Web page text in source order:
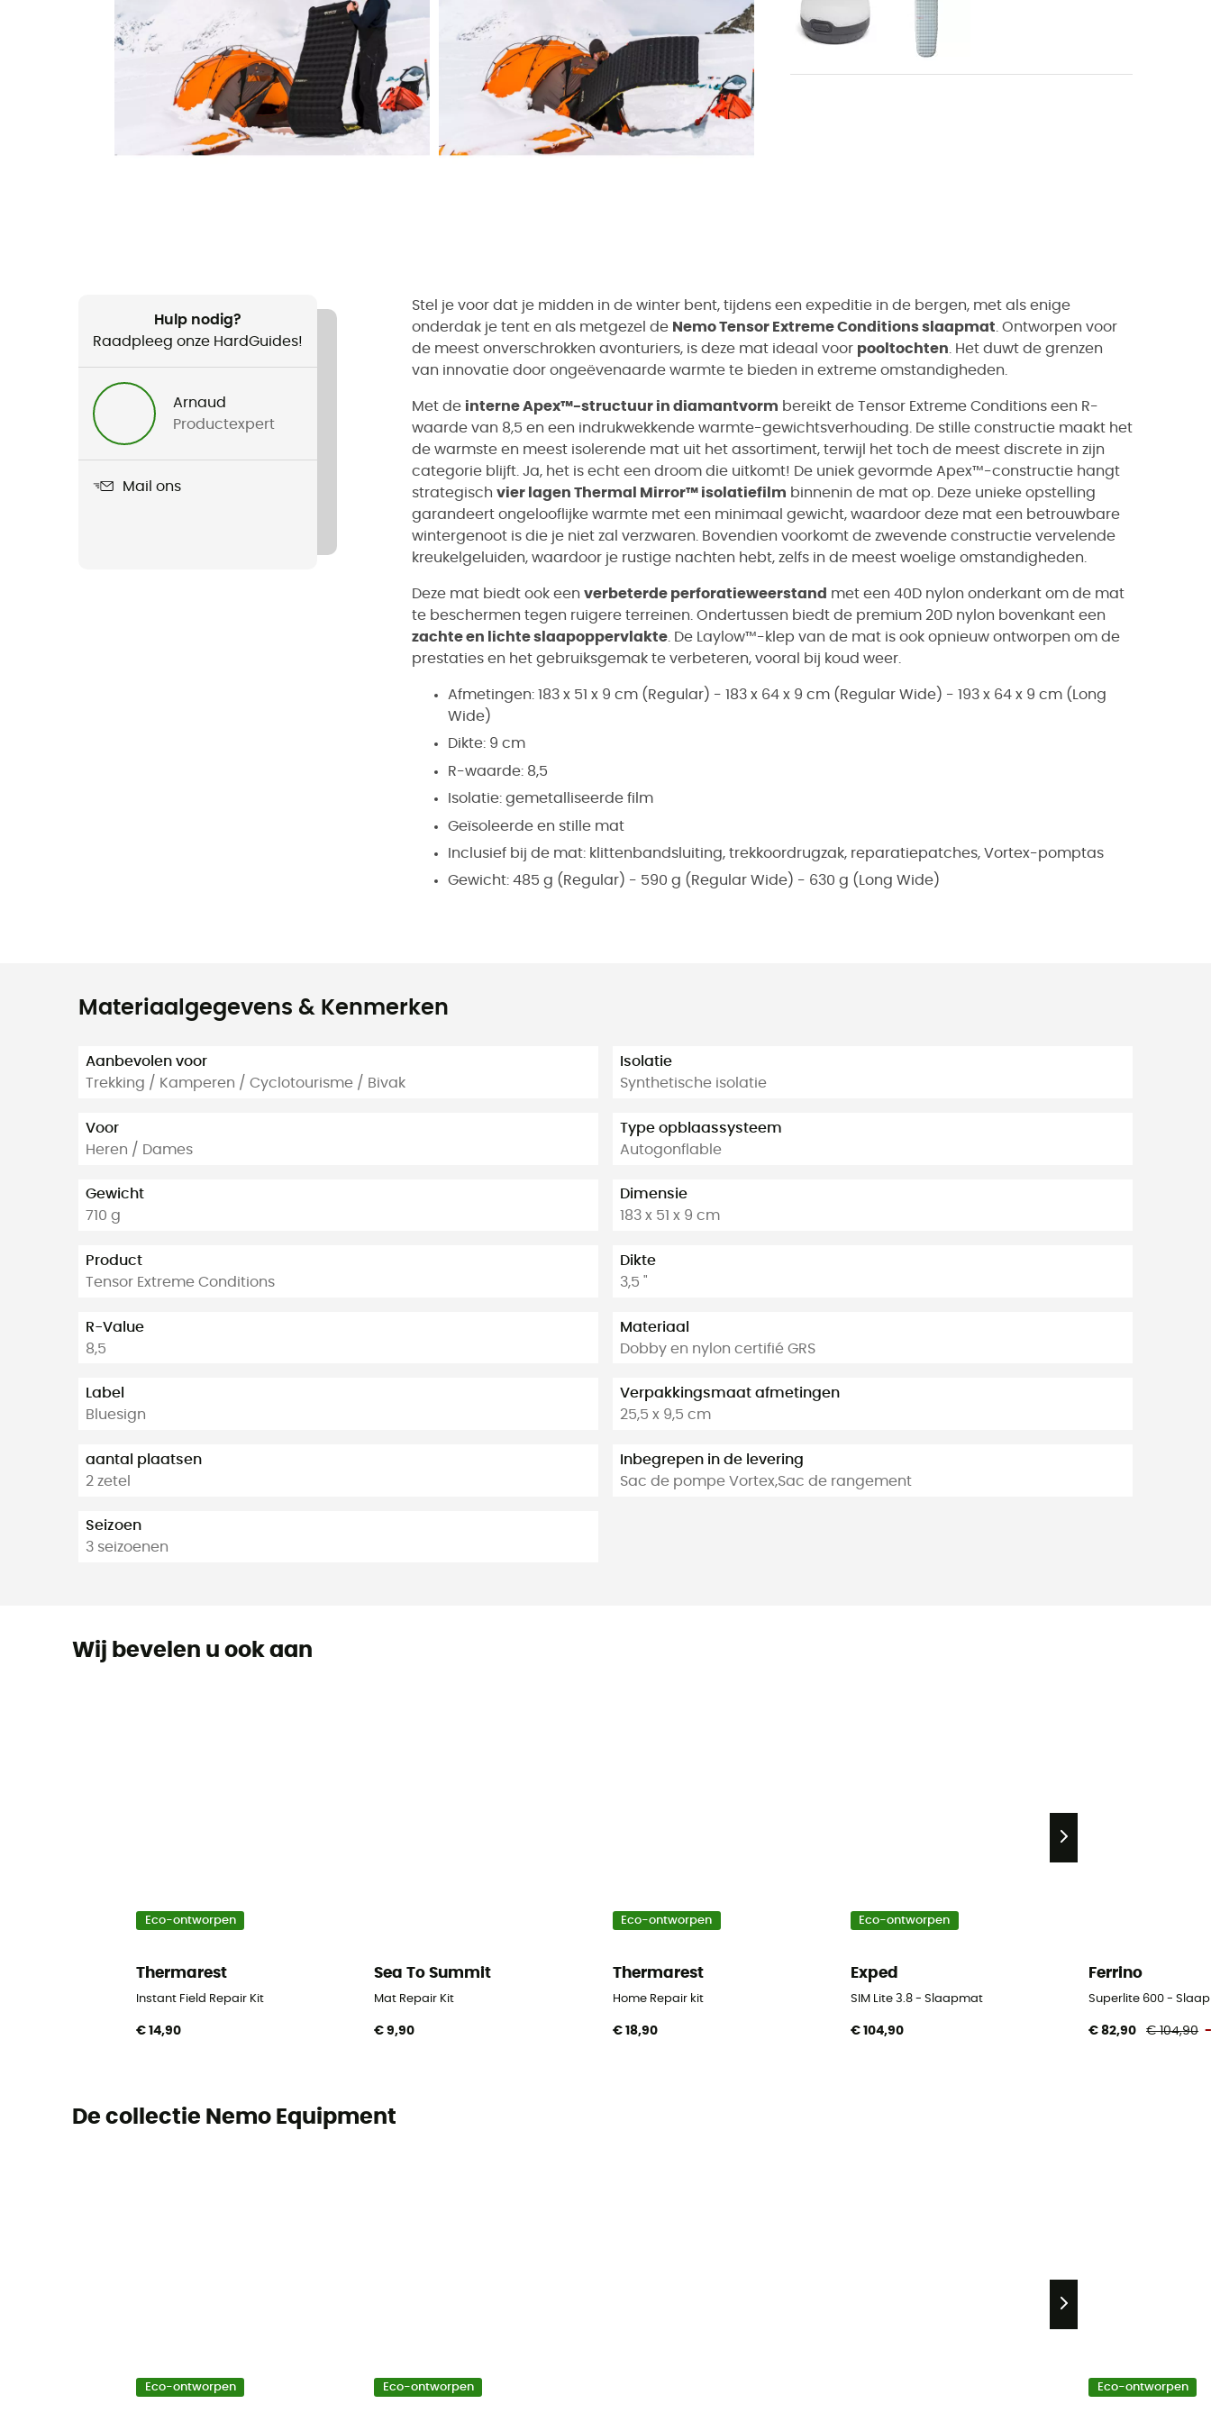
Hulp nodig?
Raadpleeg onze HardGuides!
Arnaud
Productexpert
Mail ons
Stel je voor dat je midden in de winter bent, tijdens een expeditie in de bergen, met als enige
onderdak je tent en als metgezel de Nemo Tensor Extreme Conditions slaapmat . Ontworpen voor
de meest onverschrokken avonturiers, is deze mat ideaal voor pooltochten . Het duwt de grenzen
van innovatie door ongeëvenaarde warmte te bieden in extreme omstandigheden.
Met de interne Apex™-structuur in diamantvorm bereikt de Tensor Extreme Conditions een R-
waarde van 8,5 en een indrukwekkende warmte-gewichtsverhouding. De stille constructie maakt het
de warmste en meest isolerende mat uit het assortiment, terwijl het toch de meest discrete in zijn
categorie blijft. Ja, het is echt een droom die uitkomt! De uniek gevormde Apex™-constructie hangt
strategisch vier lagen Thermal Mirror™ isolatiefilm binnenin de mat op. Deze unieke opstelling
garandeert ongelooflijke warmte met een minimaal gewicht, waardoor deze mat een betrouwbare
wintergenoot is die je niet zal verzwaren. Bovendien voorkomt de zwevende constructie vervelende
kreukelgeluiden, waardoor je rustige nachten hebt, zelfs in de meest woelige omstandigheden.
Deze mat biedt ook een verbeterde perforatieweerstand met een 40D nylon onderkant om de mat
te beschermen tegen ruigere terreinen. Ondertussen biedt de premium 20D nylon bovenkant een
zachte en lichte slaapoppervlakte . De Laylow™-klep van de mat is ook opnieuw ontworpen om de
prestaties en het gebruiksgemak te verbeteren, vooral bij koud weer.
Afmetingen: 183 x 51 x 9 cm (Regular) - 183 x 64 x 9 cm (Regular Wide) - 193 x 64 x 9 cm (Long
Wide)
Dikte: 9 cm
R-waarde: 8,5
Isolatie: gemetalliseerde film
Geïsoleerde en stille mat
Inclusief bij de mat: klittenbandsluiting, trekkoordrugzak, reparatiepatches, Vortex-pomptas
Gewicht: 485 g (Regular) - 590 g (Regular Wide) - 630 g (Long Wide)
Materiaalgegevens & Kenmerken
Aanbevolen voor
Trekking / Kamperen / Cyclotourisme / Bivak
Voor
Heren / Dames
Gewicht
710 g
Product
Tensor Extreme Conditions
R-Value
8,5
Label
Bluesign
aantal plaatsen
2 zetel
Seizoen
3 seizoenen
Isolatie
Synthetische isolatie
Type opblaassysteem
Autogonflable
Dimensie
183 x 51 x 9 cm
Dikte
3,5 "
Materiaal
Dobby en nylon certifié GRS
Verpakkingsmaat afmetingen
25,5 x 9,5 cm
Inbegrepen in de levering
Sac de pompe Vortex,Sac de rangement
Wij bevelen u ook aan
Eco-ontworpen
Thermarest
Instant Field Repair Kit
€ 14,90
Sea To Summit
Mat Repair Kit
€ 9,90
Eco-ontworpen
Thermarest
Home Repair kit
€ 18,90
Eco-ontworpen
Exped
SIM Lite 3.8 - Slaapmat
€ 104,90
Ferrino
Superlite 600 -
€ 82,90 € 104,90
De collectie Nemo Equipment
Eco-ontworpen Eco-ontworpen Eco-ontworpen